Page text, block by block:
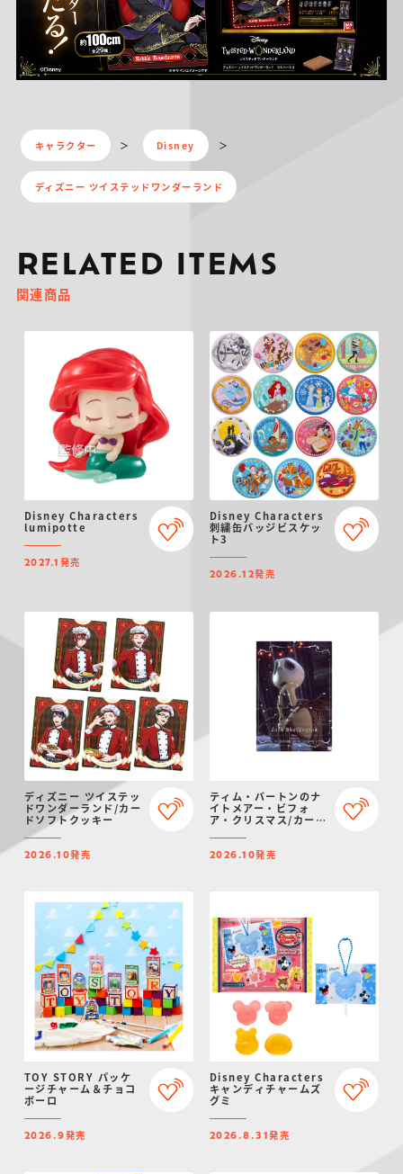
キャラクター Disney
ディズニー ツイステッドワンダーランド
RELATED ITEMS
関連商品
Disney Characters
lumipotte
2027.1 発売
Disney Characters
刺繍缶バッジビスケッ
ト3
2026.12発売
ディズニー ツイステッ
ドワンダーランド/カー
ドソフトクッキー
2026.10発売
ティム・バートンのナ
イトメアー・ビフォ
ア・クリスマス/カード
2026.10発売
TOY STORY パッケ
ージチャーム＆チョコ
ボーロ
2026.9発売
Disney Characters
キャンディチャームズ
グミ
2026.8.31発売